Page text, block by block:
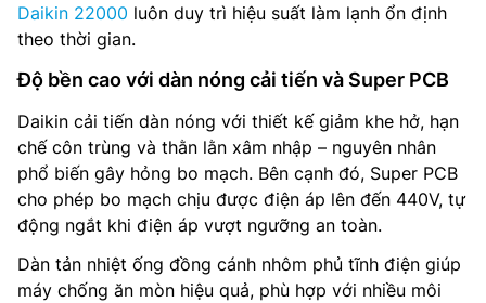
Daikin 22000 luôn duy trì hiệu suất làm lạnh ổn định
theo thời gian.
Độ bền cao với dàn nóng cải tiến và Super PCB
Daikin cải tiến dàn nóng với thiết kế giảm khe hở, hạn
chế côn trùng và thằn lằn xâm nhập – nguyên nhân
phổ biến gây hỏng bo mạch. Bên cạnh đó, Super PCB
cho phép bo mạch chịu được điện áp lên đến 440V, tự
động ngắt khi điện áp vượt ngưỡng an toàn.
Dàn tản nhiệt ống đồng cánh nhôm phủ tĩnh điện giúp
máy chống ăn mòn hiệu quả, phù hợp với nhiều môi